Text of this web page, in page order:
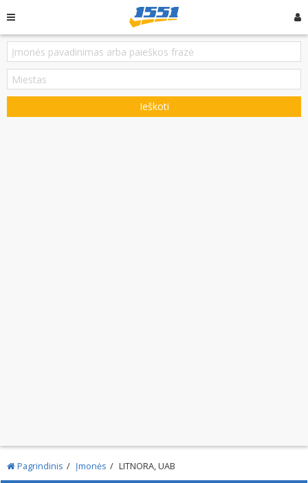
Ieškoti
Pagrindinis Įmonės LITNORA, UAB